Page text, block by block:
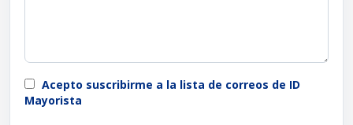
Acepto suscribirme a la lista de correos de ID
Mayorista